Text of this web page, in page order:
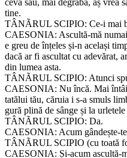
ceva sau, mai degrabă, aș vrea
tine.
TÂNÃRUL SCIPIO: Ce-i mai
CAESONIA: Ascultă-mă
e greu de înțeles și-n același
dacă ar fi ascultat cu adevărat,
din lumea asta.
TÂNÃRUL SCIPIO: Atunci
CAESONIA: Nu încă. Mai
tatălui tău, căruia i s-a smuls
gură plină de sânge și la
TÂNÃRUL SCIPIO: Da.
CAESONIA: Acum gândește-
TÂNÃRUL SCIPIO (cu toată
CAESONIA: Și-acum ascultă-